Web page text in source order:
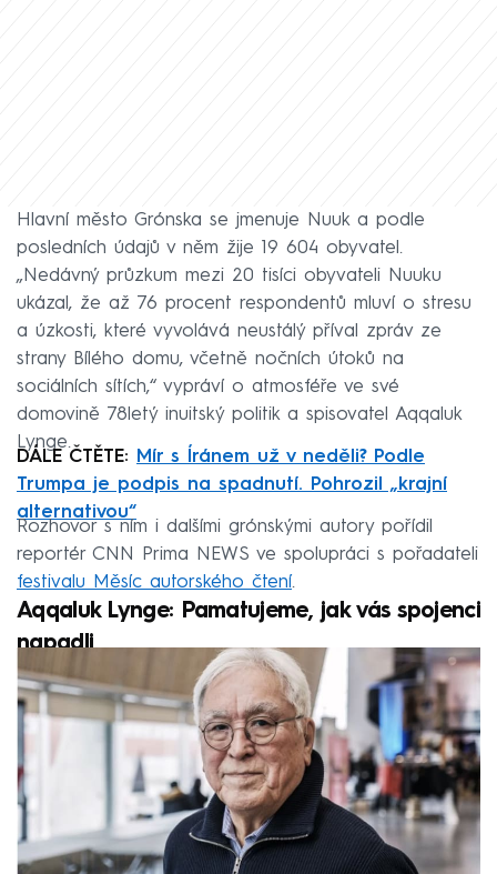
Hlavní město Grónska se jmenuje Nuuk a podle
posledních údajů v něm žije 19 604 obyvatel.
„Nedávný průzkum mezi 20 tisíci obyvateli Nuuku
ukázal, že až 76 procent respondentů mluví o stresu
a úzkosti, které vyvolává neustálý příval zpráv ze
strany Bílého domu, včetně nočních útoků na
sociálních sítích,“ vypráví o atmosféře ve své
domovině 78letý inuitský politik a spisovatel Aqqaluk
Lynge.
DÁLE ČTĚTE:
Mír s Íránem už v neděli? Podle
Trumpa je podpis na spadnutí. Pohrozil „krajní
alternativou“
Rozhovor s ním i dalšími grónskými autory pořídil
reportér CNN Prima NEWS ve spolupráci s pořadateli
festivalu Měsíc autorského čtení.
Aqqaluk Lynge: Pamatujeme, jak vás spojenci
napadli